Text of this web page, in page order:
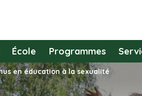
École Programmes
en éducation à la sexualité